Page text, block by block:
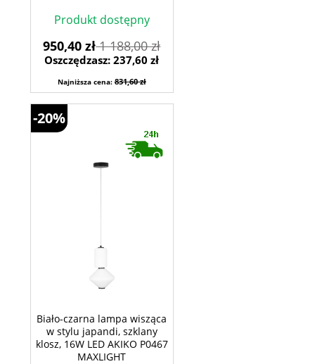
Produkt dostępny
950,40 zł1 188,00 zł
Oszczędzasz: 237,60 zł
Najniższa cena:831,60 zł
Biało-czarna lampa wisząca
w stylu japandi, szklany
klosz, 16W LED AKIKO P0467
MAXLIGHT
-20%